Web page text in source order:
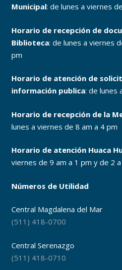
Municipal: de lunes a viernes
Horario de recepción de
Biblioteca: de lunes a viernes
pm
Horario de atención de
información publica: de lunes
Horario de recepción de la
lunes a viernes de 8 am a 4 pm
Horario de atención Huaca
viernes de 9 am a 1 pm y de 2
Números de Utilidad
Central Magdalena del Mar
(511) 418-0700
Central Serenazgo
(511) 418-0710